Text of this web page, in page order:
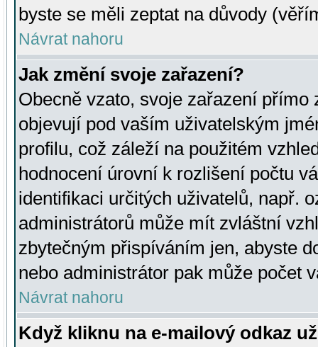
byste se měli zeptat na důvody
Návrat nahoru
Jak změní svoje zařazení?
Obecně vzato, svoje zařazení přímo
objevují pod vaším uživatelským
profilu, což záleží na použitém
hodnocení úrovní k rozlišení počtu
identifikaci určitých uživatelů, např.
administrátorů může mít zvláštní
zbytečným přispíváním jen, abyste
nebo administrátor pak může počet
Návrat nahoru
Když kliknu na e-mailový odkaz